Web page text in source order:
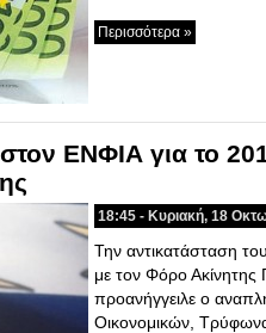
Περισσότερα »
ΕΝΦΙΑ για το
18:45 - Κυριακή, 18
Την αντικατάσταση
με τον Φόρο Ακίνητης
προανήγγειλε ο
Οικονομικών,